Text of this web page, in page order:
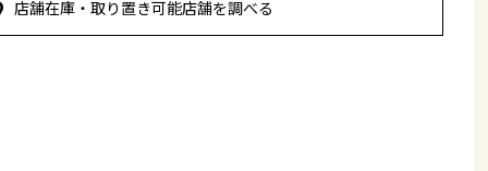
店舗在庫・取り置き可能店舗を調べる